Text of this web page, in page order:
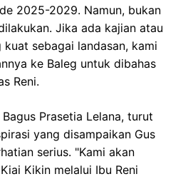
2025-2029. Namun, bukan
Jika ada kajian atau
sebagai landasan, kami
ke Baleg untuk dibahas
Reni.
Prasetia Lelana, turut
yang disampaikan Gus
serius. "Kami akan
Kikin melalui Ibu Reni